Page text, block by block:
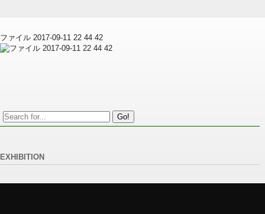
ファイル 2017-09-11 22 44 42
Go!
EXHIBITION